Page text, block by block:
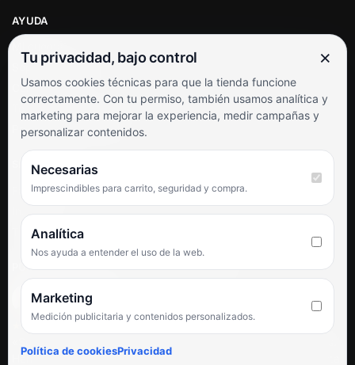
AYUDA
Soporte al cliente
Contacto
Términos y condiciones
Preguntas frecuentes
SÍGUENOS
Facebook
TikTok
PUNTUACIÓN DE 4,6 SOBRE 5 EN GOOGLE
★★★★★
Hemos comprado en varias ocasiones y siempre dan respuesta.
Tu privacidad, bajo control ×
Usamos cookies técnicas para que la tienda funcione
correctamente. Con tu permiso, también usamos analítica y
marketing para mejorar la experiencia, medir campañas y
personalizar contenidos.
Necesarias
Imprescindibles para carrito, seguridad y compra.
Analítica
Nos ayuda a entender el uso de la web.
Marketing
Medición publicitaria y contenidos personalizados.
Política de cookiesPrivacidad